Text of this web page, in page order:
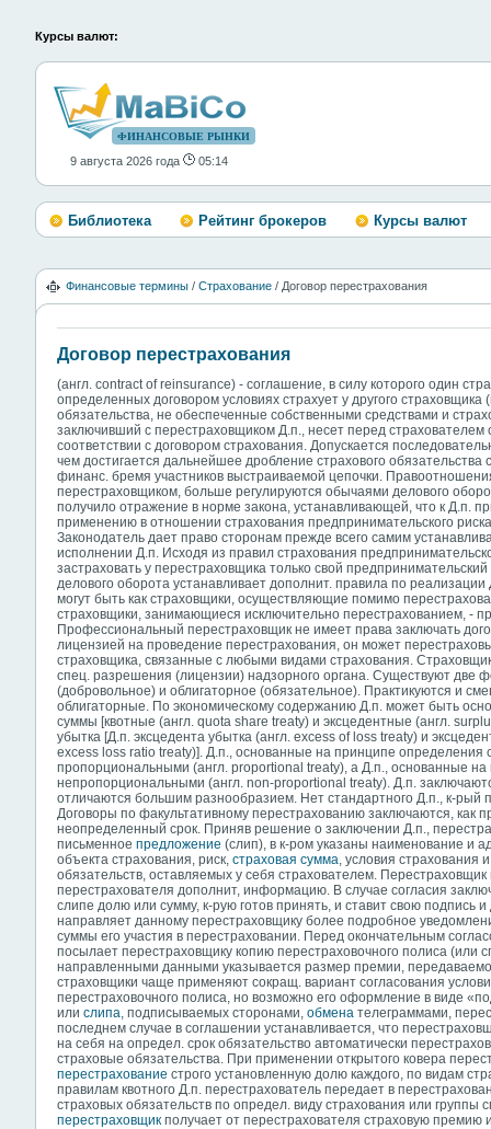
Курсы валют:
ФИНАНСОВЫЕ РЫНКИ
9 августа 2026 года 05:14
Библиотека Рейтинг брокеров Курсы валют
Финансовые термины / Страхование / Договор перестрахования
Договор перестрахования
(англ. contract of reinsurance) - соглашение, в силу которого один
определенных договором условиях страхует у другого
обязательства, не обеспеченные собственными средствами и
заключивший с перестраховщиком Д.п., несет перед
соответствии с договором страхования. Допускается
чем достигается дальнейшее дробление страхового
финанс. бремя участников выстраиваемой цепочки.
перестраховщиком, больше регулируются обычаями делового
получило отражение в норме закона, устанавливающей, что к Д.п.
применению в отношении страхования предпринимательского
Законодатель дает право сторонам прежде всего самим
исполнении Д.п. Исходя из правил страхования
застраховать у перестраховщика только свой
делового оборота устанавливает дополнит. правила по
могут быть как страховщики, осуществляющие помимо
страховщики, занимающиеся исключительно перестрахованием, -
Профессиональный перестраховщик не имеет права заключать
лицензией на проведение перестрахования, он может
страховщика, связанные с любыми видами страхования.
спец. разрешения (лицензии) надзорного органа. Существуют две
(добровольное) и облигаторное (обязательное). Практикуются и
облигаторные. По экономическому содержанию Д.п. может быть
суммы [квотные (англ. quota share treaty) и эксцедентные (англ.
убытка [Д.п. эксцедента убытка (англ. excess of loss treaty) и
excess loss ratio treaty)]. Д.п., основанные на принципе определения
пропорциональными (англ. proportional treaty), а Д.п., основанные
непропорциональными (англ. non-proportional treaty). Д.п.
отличаются большим разнообразием. Нет стандартного Д.п., к-рый
Договоры по факультативному перестрахованию заключаются, как
неопределенный срок. Приняв решение о заключении Д.п.,
письменное предложение (слип), в к-ром указаны наименование и
объекта страхования, риск, страховая сумма , условия страхования
обязательств, оставляемых у себя страхователем.
перестрахователя дополнит, информацию. В случае согласия
слипе долю или сумму, к-рую готов принять, и ставит свою подпись
направляет данному перестраховщику более подробное
суммы его участия в перестраховании. Перед окончательным
посылает перестраховщику копию перестраховочного полиса (или
направленными данными указывается размер премии,
страховщики чаще применяют сокращ. вариант согласования
перестраховочного полиса, но возможно его оформление в виде
или слипа , подписываемых сторонами, обмена телеграммами,
последнем случае в соглашении устанавливается, что
на себя на определ. срок обязательство автоматически
страховые обязательства. При применении открытого ковера
перестрахование строго установленную долю каждого, по видам
правилам квотного Д.п. перестрахователь передает в
страховых обязательств по определ. виду страхования или
перестраховщик получает от перестрахователя страховую премию